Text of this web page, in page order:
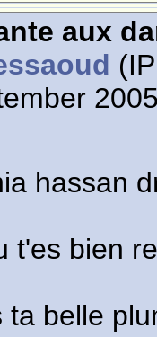
aux
hassan
t'es bien
ta belle